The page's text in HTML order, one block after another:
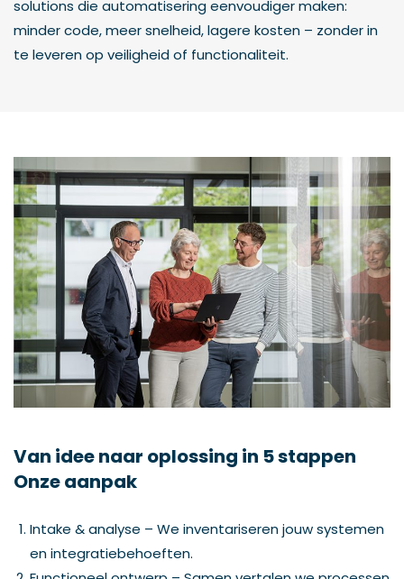
solutions die automatisering eenvoudiger maken:
minder code, meer snelheid, lagere kosten – zonder in
te leveren op veiligheid of functionaliteit.
Van idee naar oplossing in 5 stappen
Onze aanpak
Intake & analyse – We inventariseren jouw systemen
en integratiebehoeften.